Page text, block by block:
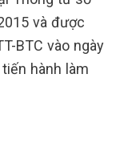
và được
BTC vào ngày
hành làm